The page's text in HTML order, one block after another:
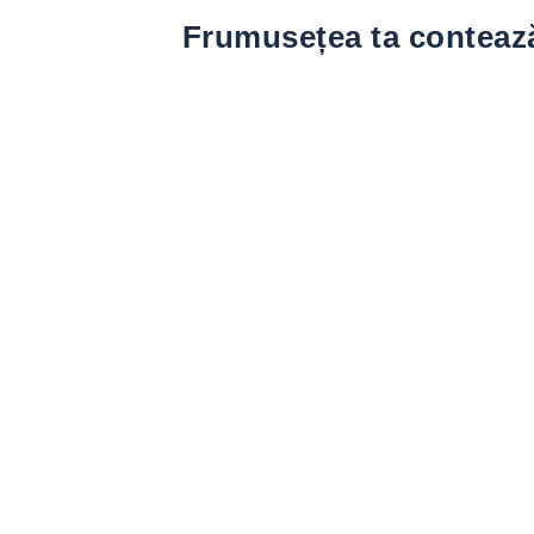
Frumusețea ta